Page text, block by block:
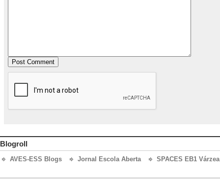
Blogroll
AVES-ESS Blogs Jornal Escola Aberta SPACES EB1